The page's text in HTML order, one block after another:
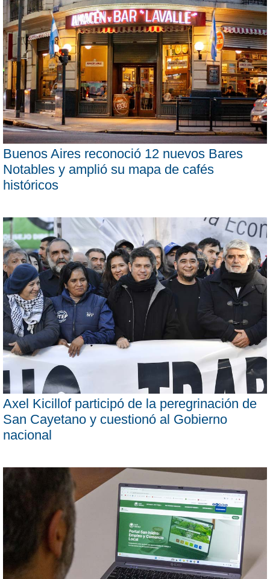
Buenos Aires reconoció 12 nuevos Bares
Notables y amplió su mapa de cafés
históricos
Axel Kicillof participó de la peregrinación de
San Cayetano y cuestionó al Gobierno
nacional